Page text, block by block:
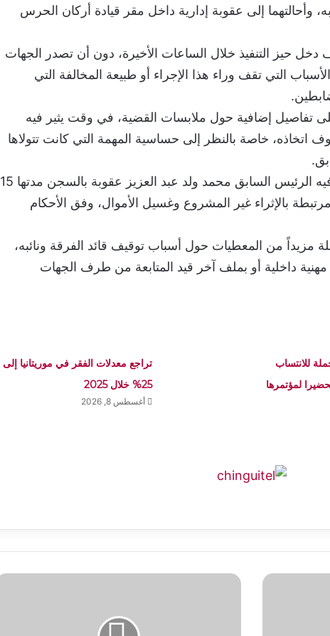
وأحالتهما إلى عقوبة إدارية داخل مقر قيادة أركان الحرس
حيز التنفيذ خلال الساعات الأخيرة، دون أن تصدر الجهات
التي تقف وراء هذا الإجراء أو طبيعة المخالفة التي
تفاصيل إضافية حول ملابسات القضية، في وقت يثير فيه
اتخاذه، خاصة بالنظر إلى حساسية المهمة التي كانت تتولاها
ويأتي هذا التطور في وقت يقضي فيه الرئيس السابق محمد ولد عبد العزيز عقوبة بالسجن مدتها 15
بالإثراء غير المشروع وغسيل الأموال، وفق الأحكام
مزيداً من المعطيات حول أسباب توقيف قائد الفرقة ونائبه،
مهنية داخلية أو بملف آخر قيد المتابعة من طرف الجهات
للانتساب
لمؤتمرها
تراجع معدلات الفقر في موريتانيا إلى
25% خلال 2025
أغسطس 8, 2026
انطلاق